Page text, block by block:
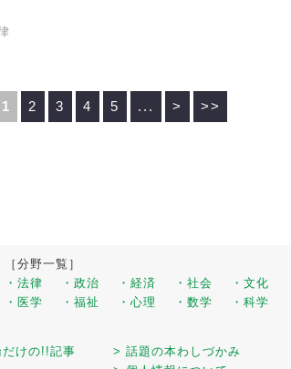
1 2 3 4 5 ... > >>
［分野一覧］
・法律
・政治 ・経済 ・社会 ・文化
・医学
・福祉 ・心理 ・数学 ・科学
けの!!記事 > 話題の本わしづかみ